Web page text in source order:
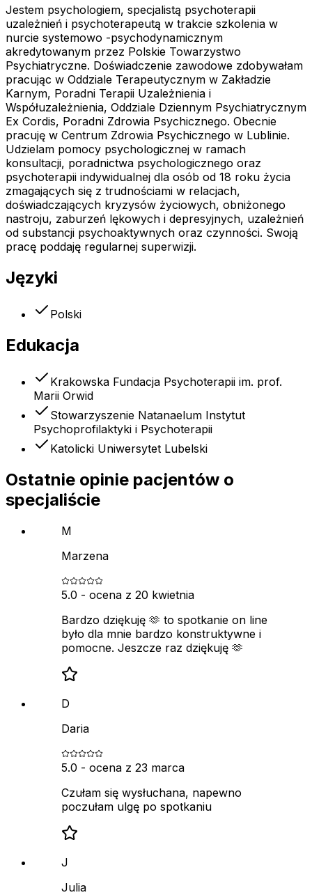
Jestem psychologiem, specjalistą psychoterapii
uzależnień i psychoterapeutą w trakcie szkolenia w
nurcie systemowo -psychodynamicznym
akredytowanym przez Polskie Towarzystwo
Psychiatryczne. Doświadczenie zawodowe zdobywałam
pracując w Oddziale Terapeutycznym w Zakładzie
Karnym, Poradni Terapii Uzależnienia i
Współuzależnienia, Oddziale Dziennym Psychiatrycznym
Ex Cordis, Poradni Zdrowia Psychicznego. Obecnie
pracuję w Centrum Zdrowia Psychicznego w Lublinie.
Udzielam pomocy psychologicznej w ramach
konsultacji, poradnictwa psychologicznego oraz
psychoterapii indywidualnej dla osób od 18 roku życia
zmagających się z trudnościami w relacjach,
doświadczających kryzysów życiowych, obniżonego
nastroju, zaburzeń lękowych i depresyjnych, uzależnień
od substancji psychoaktywnych oraz czynności. Swoją
pracę poddaję regularnej superwizji.
Języki
Polski
Edukacja
Krakowska Fundacja Psychoterapii im. prof.
Marii Orwid
Stowarzyszenie Natanaelum Instytut
Psychoprofilaktyki i Psychoterapii
Katolicki Uniwersytet Lubelski
Ostatnie opinie pacjentów o
specjaliście
M
Marzena
5.0 - ocena z 20 kwietnia
Bardzo dziękuję 🫶 to spotkanie on line
było dla mnie bardzo konstruktywne i
pomocne. Jeszcze raz dziękuję 🫶
D
Daria
5.0 - ocena z 23 marca
Czułam się wysłuchana, napewno
poczułam ulgę po spotkaniu
J
Julia